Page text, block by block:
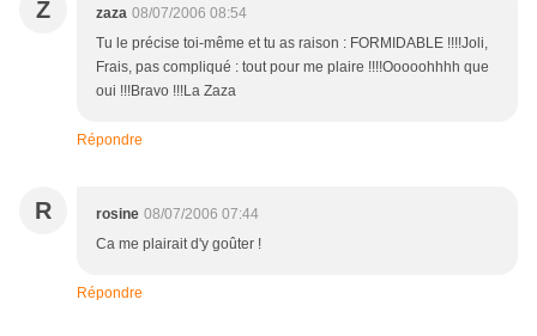
Z zaza 08/07/2006 08:54
Tu le précise toi-même et tu as raison : FORMIDABLE !!!!Joli,
Frais, pas compliqué : tout pour me plaire !!!!Ooooohhhh que
oui !!!Bravo !!!La Zaza
Répondre
R rosine 08/07/2006 07:44
Ca me plairait d'y goûter !
Répondre